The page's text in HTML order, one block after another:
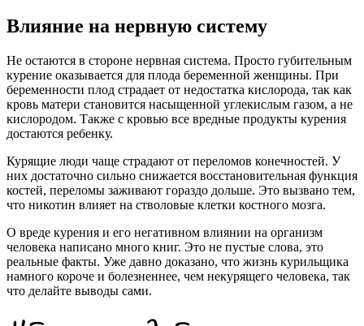
Влияние на нервную систему
Не остаются в стороне нервная система. Просто губительным
курение оказывается для плода беременной женщины. При
беременности плод страдает от недостатка кислорода, так как
кровь матери становится насыщенной углекислым газом, а не
кислородом. Также с кровью все вредные продукты курения
достаются ребенку.
Курящие люди чаще страдают от переломов конечностей. У
них достаточно сильно снижается восстановительная функция
костей, переломы заживают гораздо дольше. Это вызвано тем,
что никотин влияет на стволовые клетки костного мозга.
О вреде курения и его негативном влиянии на организм
человека написано много книг. Это не пустые слова, это
реальные факты. Уже давно доказано, что жизнь курильщика
намного короче и болезненнее, чем некурящего человека, так
что делайте выводы сами.